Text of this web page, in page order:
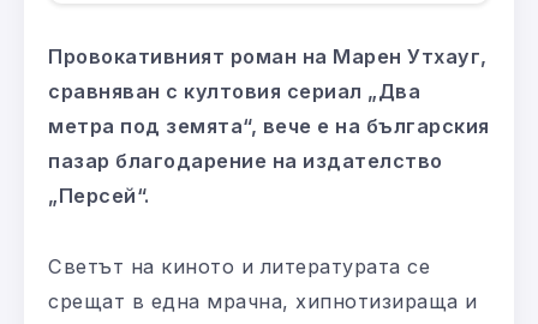
Провокативният роман на Марен Утхауг,
сравняван с култовия сериал „Два
метра под земята“, вече е на българския
пазар благодарение на издателство
„Персей“.
Светът на киното и литературата се
срещат в една мрачна, хипнотизираща и